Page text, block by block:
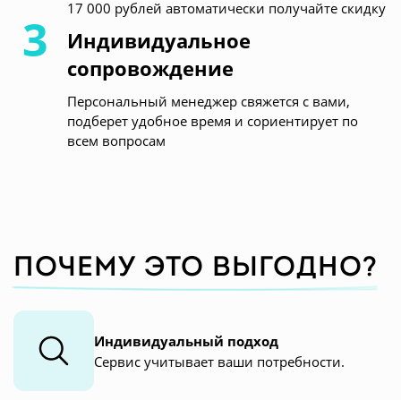
17 000 рублей автоматически получайте скидку
Индивидуальное
сопровождение
Персональный менеджер свяжется с вами,
подберет удобное время и сориентирует по
всем вопросам
Почему это выгодно?
Индивидуальный подход
Сервис учитывает ваши потребности.